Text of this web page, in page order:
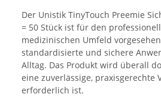
Der Unistik TinyTouch Preemie
= 50 Stück ist für den
medizinischen Umfeld
standardisierte und sichere
Alltag. Das Produkt wird überall
eine zuverlässige, praxisgerechte
erforderlich ist.